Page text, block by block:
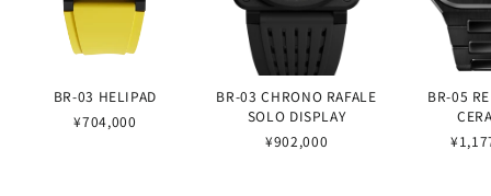
BR-03 HELIPAD
¥704,000
BR-03 CHRONO RAFALE
SOLO DISPLAY
¥902,000
BR-05